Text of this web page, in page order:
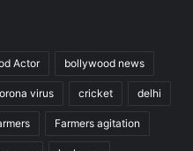
Actor bollywood news
virus cricket delhi
Farmers agitation